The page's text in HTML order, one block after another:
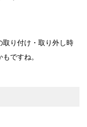
取り付け・取り外し時
ですね。